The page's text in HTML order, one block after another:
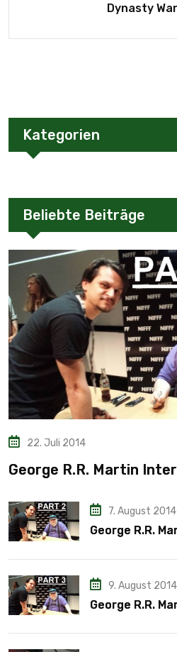
Dynasty
Kategorien
Beliebte Beiträge
22. Juli 2014
George R.R. Martin
7. August 2014
George R.R.
9. August 2014
George R.R.